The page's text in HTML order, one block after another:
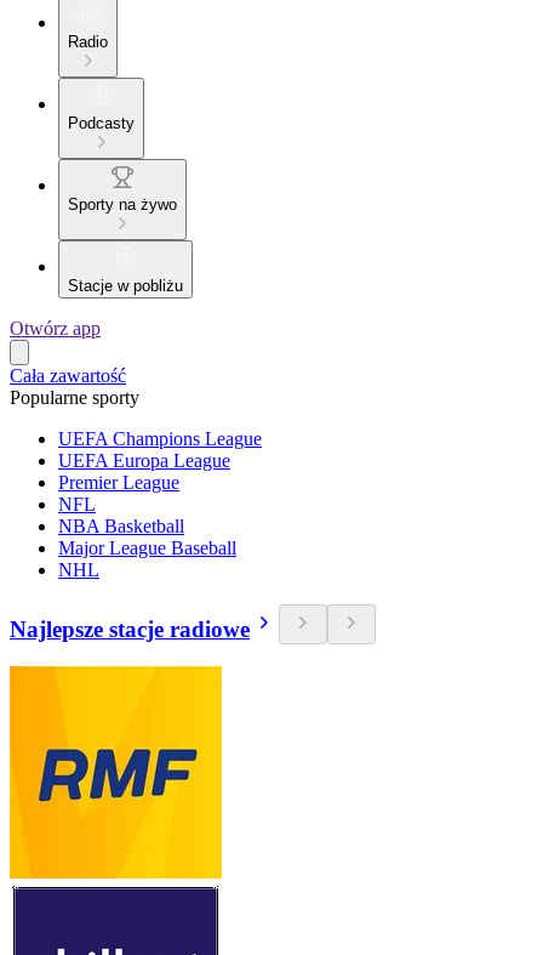
Radio
Podcasty
Sporty na żywo
Stacje w pobliżu
Otwórz app
Cała zawartość
Popularne sporty
UEFA Champions League
UEFA Europa League
Premier League
NFL
NBA Basketball
Major League Baseball
NHL
Najlepsze stacje radiowe